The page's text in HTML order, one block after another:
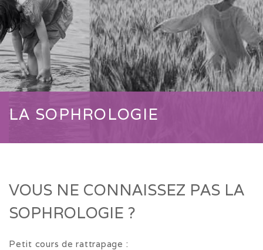
LA SOPHROLOGIE
VOUS NE CONNAISSEZ PAS LA
SOPHROLOGIE ?
Petit cours de rattrapage :